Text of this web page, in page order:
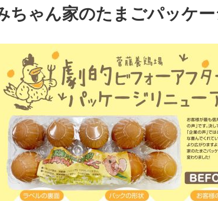
ちゃん家のたまごパッケ